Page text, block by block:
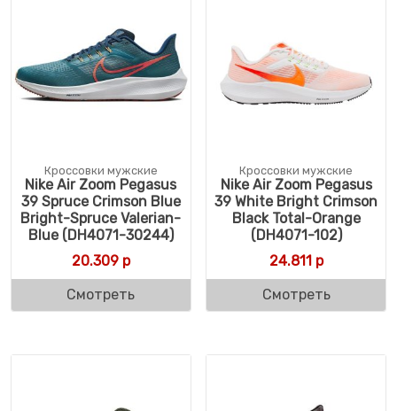
Кроссовки мужские
Nike Air Zoom Pegasus
39 Spruce Crimson Blue
Bright-Spruce Valerian-
Blue (DH4071-30244)
20.309р
Смотреть
Кроссовки мужские
Nike Air Zoom Pegasus
39 White Bright Crimson
Black Total-Orange
(DH4071-102)
24.811р
Смотреть